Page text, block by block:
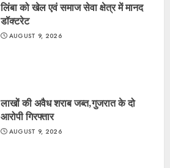
लिंबा को खेल एवं समाज सेवा क्षेत्र में मानद
डॉक्टरेट
AUGUST 9, 2026
लाखों की अवैध शराब जब्त,गुजरात के दो
आरोपी गिरफ्तार
AUGUST 9, 2026